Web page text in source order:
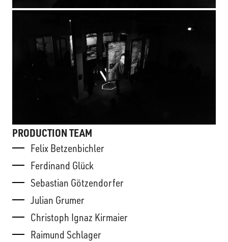
PRODUCTION TEAM
Felix Betzenbichler
Ferdinand Glück
Sebastian Götzendorfer
Julian Grumer
Christoph Ignaz Kirmaier
Raimund Schlager